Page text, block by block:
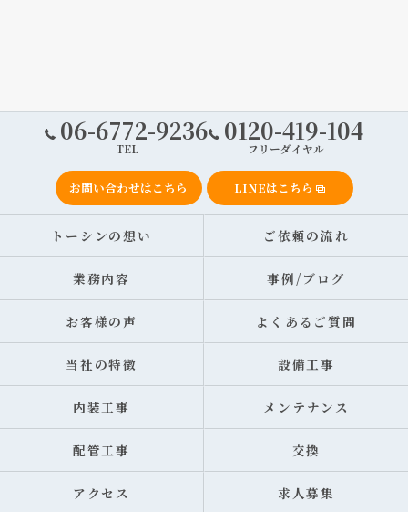
06-6772-9236
TEL
0120-419-104
フリーダイヤル
お問い合わせはこちら LINEはこちら
トーシンの想い ご依頼の流れ
業務内容 事例/ブログ
お客様の声 よくあるご質問
当社の特徴 設備工事
内装工事 メンテナンス
配管工事 交換
アクセス 求人募集